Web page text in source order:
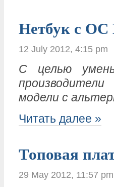
Нетбук с OC
12 July 2012, 4:15 pm
С целью
модели с
Читать далее »
Топовая
29 May 2012, 11:57 pm